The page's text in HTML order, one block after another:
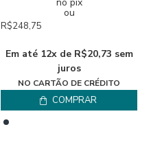
ou
R$248,75
Em até 12x de R$20,73 sem
juros
NO CARTÃO DE CRÉDITO
COMPRAR